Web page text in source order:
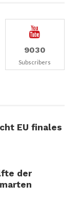
9030
Subscribers
EU finales
der